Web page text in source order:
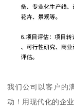
我们公司以客户的
动！用现代化的企